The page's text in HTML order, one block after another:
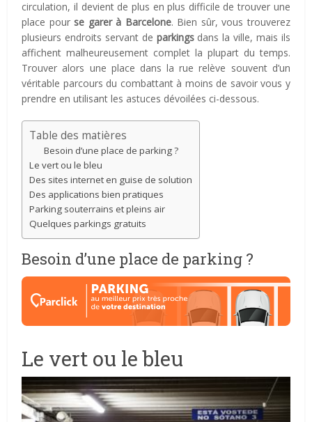
circulation, il devient de plus en plus difficile de trouver une
place pourse garer à Barcelone. Bien sûr, vous trouverez
plusieurs endroits servant de parkingsdans la ville, mais ils
affichent malheureusement complet la plupart du temps.
Trouver alors une place dans la rue relève souvent d’un
véritable parcours du combattant à moins de savoir vous y
prendre en utilisant les astuces dévoilées ci-dessous.
Table des matières
Besoin d’une place de parking ?
Le vert ou le bleu
Des sites internet en guise de solution
Des applications bien pratiques
Parking souterrains et pleins air
Quelques parkings gratuits
Besoin d’une place de parking ?
Le vert ou le bleu